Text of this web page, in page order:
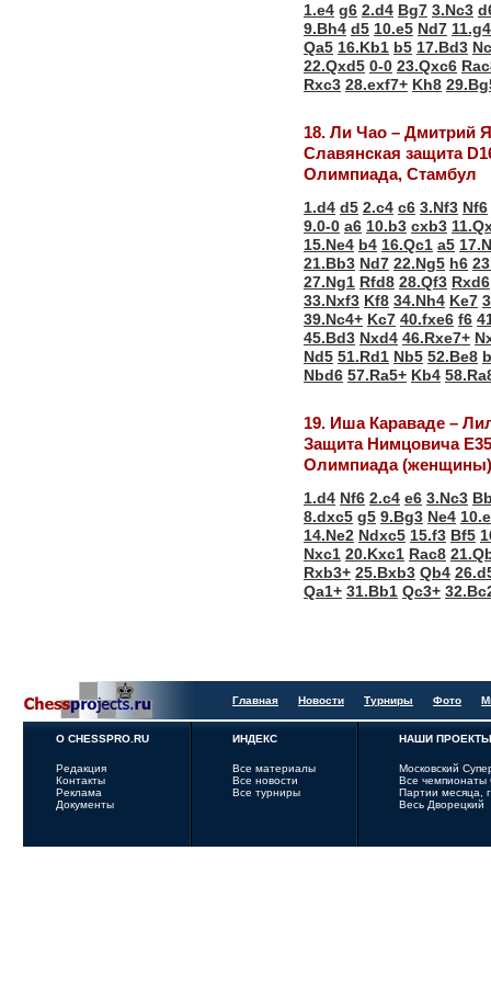
1.e4 g6 2.d4 Bg7 3.Nc3
9.Bh4 d5 10.e5 Nd7 11.g4
Qa5 16.Kb1 b5 17.Bd3
22.Qxd5 0-0 23.Qxc6
Rxc3 28.exf7+ Kh8
18. Ли Чао – Дмитрий
Славянская защита
Олимпиада, Стамбул
1.d4 d5 2.c4 c6 3.Nf3 Nf6
9.0-0 a6 10.b3 cxb3
15.Ne4 b4 16.Qc1 a5
21.Bb3 Nd7 22.Ng5 h6
27.Ng1 Rfd8 28.Qf3 Rxd6
33.Nxf3 Kf8 34.Nh4 Ke7
39.Nc4+ Kc7 40.fxe6 f6
45.Bd3 Nxd4 46.Rxe7+
Nd5 51.Rd1 Nb5 52.Be8
Nbd6 57.Ra5+ Kb4
19. Иша Караваде –
Защита Нимцовича Е35
Олимпиада
1.d4 Nf6 2.c4 e6 3.Nc3
8.dxc5 g5 9.Bg3 Ne4
14.Ne2 Ndxc5 15.f3 Bf5
Nxc1 20.Kxc1 Rac8
Rxb3+ 25.Bxb3 Qb4
Qa1+ 31.Bb1 Qc3+
Главная Новости Турниры Фото
О CHESSPRO.RU
Редакция
Контакты
Реклама
Документы
ИНДЕКС
Все материалы
Все новости
Все турниры
НАШИ ПРОЕКТЫ
Московский
Все
Партии месяца,
Весь Дворецкий